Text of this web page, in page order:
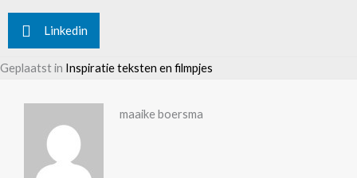
Linkedin
Geplaatst in Inspiratie teksten en filmpjes
maaike boersma